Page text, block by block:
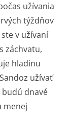
užívania
týždňov
v užívaní
záchvatu,
hladinu
užívať
budú dnavé
menej